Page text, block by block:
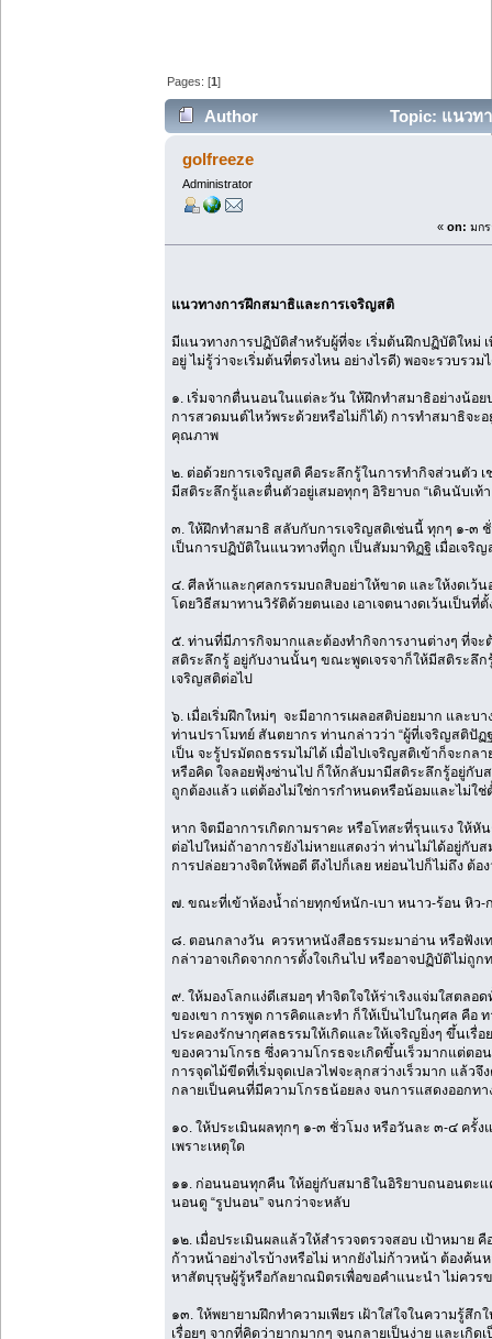
Pages: [1]
Author
Topic: แนวท
(Read 80972 times)
golfreeze
Administrator
« on: มก
แนวทางการฝึกสมาธิและการเจริญสติ
มีแนวทางการปฏิบัติสำหรับผู้ที่จะ เริ่มต้นฝึกปฏิบัติใหม่
อยู่ ไม่รู้ว่าจะเริ่มต้นที่ตรงไหน อย่างไรดี) พอจะรวบรว
๑. เริ่มจากตื่นนอนในแต่ละวัน ให้ฝึกทำสมาธิอย่างน้อ
การสวดมนต์ไหว้พระด้วยหรือไม่ก็ได้) การทำสมาธิจะ
คุณภาพ
๒. ต่อด้วยการเจริญสติ คือระลึกรู้ในการทำกิจส่วนตัว
มีสติระลึกรู้และตื่นตัวอยู่เสมอทุกๆ อิริยาบถ “เดินนับเ
๓. ให้ฝึกทำสมาธิ สลับกับการเจริญสติเช่นนี้ ทุกๆ ๑-๓
เป็นการปฏิบัติในแนวทางที่ถูก เป็นสัมมาทิฏฐิ เมื่อเจริ
๔. ศีลห้าและกุศลกรรมบถสิบอย่าให้ขาด และให้งดเ
โดยวิธีสมาทานวิรัติด้วยตนเอง เอาเจตนางดเว้นเป็นที่
๕. ท่านที่มีภารกิจมากและต้องทำกิจการงานต่างๆ ที่จ
สติระลึกรู้ อยู่กับงานนั้นๆ ขณะพูดเจรจาก็ให้มีสติระลึก
เจริญสติต่อไป
๖. เมื่อเริ่มฝึกใหม่ๆ จะมีอาการเผลอสติบ่อยมาก และ
ท่านปราโมทย์ สันตยากร ท่านกล่าวว่า “ผู้ที่เจริญสติปั
เป็น จะรู้ปรมัตถธรรมไม่ได้ เมื่อไปเจริญสติเข้าก็จะกล
หรือคิด ใจลอยฟุ้งซ่านไป ก็ให้กลับมามีสติระลึกรู้อยู่กั
ถูกต้องแล้ว แต่ต้องไม่ใช่การกำหนดหรือน้อมและไม่ใช่
หาก จิตมีอาการเกิดกามราคะ หรือโทสะที่รุนแรง ให้
ต่อไปใหม่ถ้าอาการยังไม่หายแสดงว่า ท่านไม่ได้อยู่กั
การปล่อยวางจิตให้พอดี ตึงไปก็เลย หย่อนไปก็ไม่ถึง ต้อ
๗. ขณะที่เข้าห้องน้ำถ่ายทุกข์หนัก-เบา หนาว-ร้อน หิว-
๘. ตอนกลางวัน ควรหาหนังสือธรรมะมาอ่าน หรือฟังเ
กล่าวอาจเกิดจากการตั้งใจเกินไป หรืออาจปฏิบัติไม่ถู
๙. ให้มองโลกแง่ดีเสมอๆ ทำจิตใจให้ร่าเริงแจ่มใสตล
ของเขา การพูด การคิดและทำ ก็ให้เป็นไปในกุศล คือ
ประคองรักษากุศลธรรมให้เกิดและให้เจริญยิ่งๆ ขึ้นเรื่
ของความโกรธ ซึ่งความโกรธจะเกิดขึ้นเร็วมากแต่ตอ
การจุดไม้ขีดที่เริ่มจุดเปลวไฟจะลุกสว่างเร็วมาก แล้ว
กลายเป็นคนที่มีความโกรธน้อยลง จนการแสดงออกท
๑๐. ให้ประเมินผลทุกๆ ๑-๓ ชั่วโมง หรือวันละ ๓-๔ ครั้ง
เพราะเหตุใด
๑๑. ก่อนนอนทุกคืน ให้อยู่กับสมาธิในอิริยาบถนอนตะ
นอนดู “รูปนอน” จนกว่าจะหลับ
๑๒. เมื่อประเมินผลแล้วให้สำรวจตรวจสอบ เป้าหมาย
ก้าวหน้าอย่างไรบ้างหรือไม่ หากยังไม่ก้าวหน้า ต้องค้
หาสัตบุรุษผู้รู้หรือกัลยาณมิตรเพื่อขอคำแนะนำ ไม่ควร
๑๓. ให้พยายามฝึกทำความเพียร เฝ้าใส่ใจในความรู้สึ
เรื่อยๆ จากที่คิดว่ายากมากๆ จนกลายเป็นง่าย และเกิด